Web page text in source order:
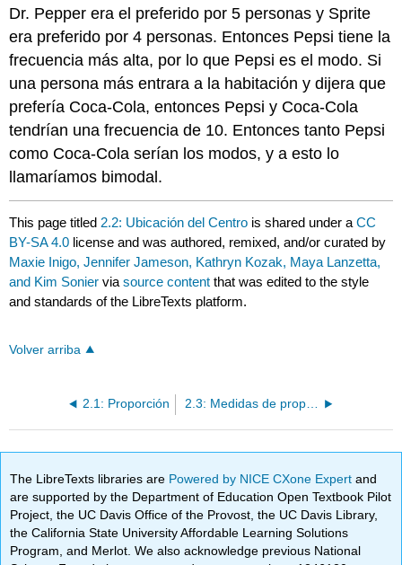
Dr. Pepper era el preferido por 5 personas y Sprite
era preferido por 4 personas. Entonces Pepsi tiene la
frecuencia más alta, por lo que Pepsi es el modo. Si
una persona más entrara a la habitación y dijera que
prefería Coca-Cola, entonces Pepsi y Coca-Cola
tendrían una frecuencia de 10. Entonces tanto Pepsi
como Coca-Cola serían los modos, y a esto lo
llamaríamos bimodal.
This page titled 2.2: Ubicación del Centro is shared under aCC
BY-SA 4.0 license and was authored, remixed, and/or curated by
Maxie Inigo, Jennifer Jameson, Kathryn Kozak, Maya Lanzetta,
and Kim Sonier viasource content that was edited to the style
and standards of the LibreTexts platform.
Volver arriba
2.1: Proporción 2.3: Medidas de propagación
The LibreTexts libraries are Powered by NICE CXone Expertand
are supported by the Department of Education Open Textbook Pilot
Project, the UC Davis Office of the Provost, the UC Davis Library,
the California State University Affordable Learning Solutions
Program, and Merlot. We also acknowledge previous National